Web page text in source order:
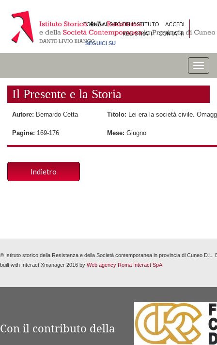
TORNA AL SITO DELL'ISTITUTO
ACCEDI
REGISTRATI
CONTATTI
SEGUICI SU
Toggle
Il Presente e la Storia
Autore: Bernardo Cetta Titolo: Lei era la società civile.
Pagine: 169-176 Mese: Giugno
Indietro
© Istituto storico della Resistenza e della Società contemporanea in provincia di Cuneo D.L.
built with Interact Xmanager 2016 by Web agency Roma Interact SpA
Con il contributo della